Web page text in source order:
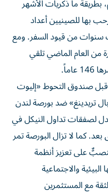
ما ذكريات الأشهر
بها للصينيين أعداد
سنوات من قيود السفر. ومع
من العام الماضي تلقي
قبل صندوق التحوط «إليوت
تريدينغ» ضد بورصة لندن
لصفقات تداول النيكل في
كما لا تزال البورصة تمر
على تعزيز أنظمة
والاجتماعية
مع المستثمرين